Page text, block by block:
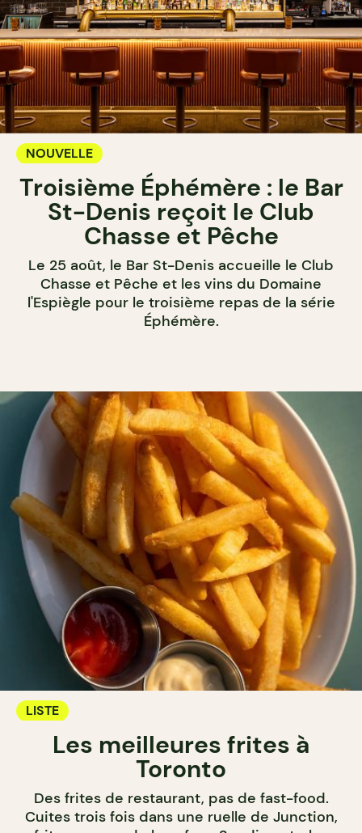
NOUVELLE
Troisième Éphémère : le Bar
St-Denis reçoit le Club
Chasse et Pêche
Le 25 août, le Bar St-Denis accueille le Club
Chasse et Pêche et les vins du Domaine
l'Espiègle pour le troisième repas de la série
Éphémère.
LISTE
Les meilleures frites à
Toronto
Des frites de restaurant, pas de fast-food.
Cuites trois fois dans une ruelle de Junction,